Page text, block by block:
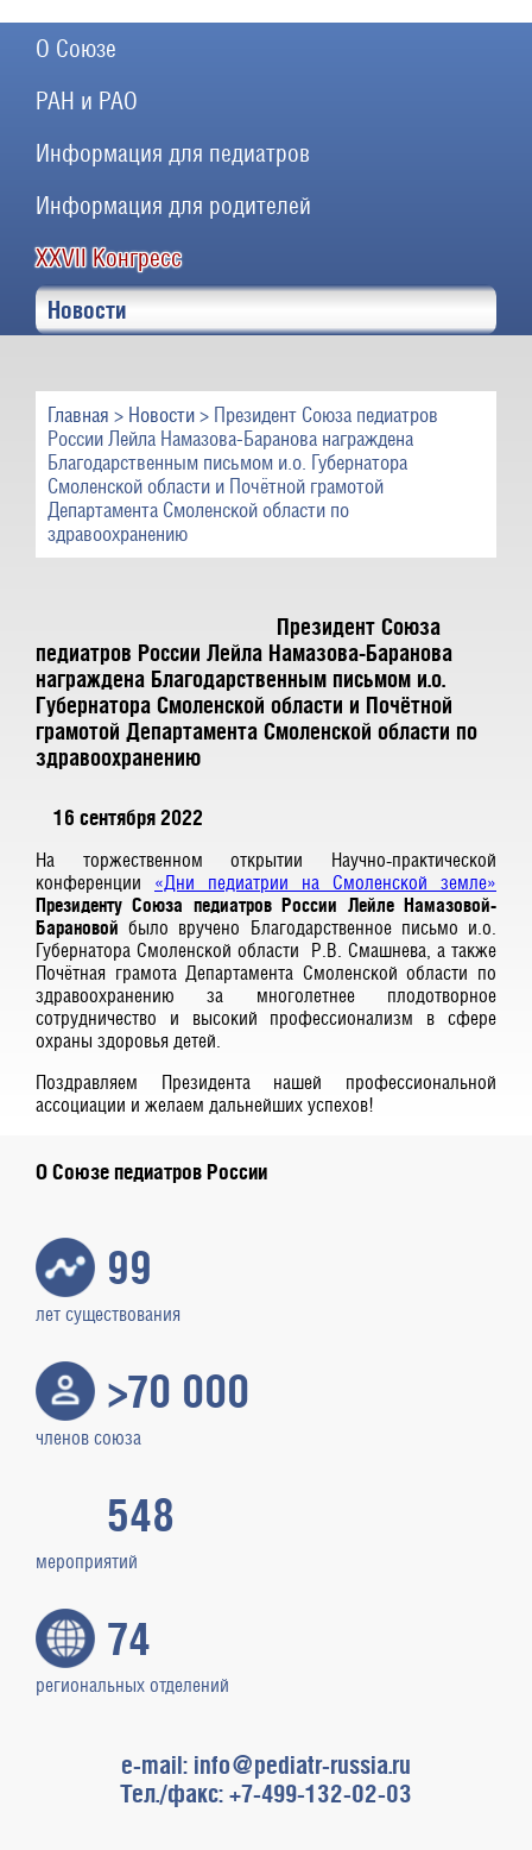
О Союзе
РАН и РАО
Информация для педиатров
Информация для родителей
XXVII Конгресс
Новости
Главная > Новости > Президент Союза педиатров
России Лейла Намазова-Баранова награждена
Благодарственным письмом и.о. Губернатора
Смоленской области и Почётной грамотой
Департамента Смоленской области по
здравоохранению
Президент Союза
педиатров России Лейла Намазова-Баранова
награждена Благодарственным письмом и.о.
Губернатора Смоленской области и Почётной
грамотой Департамента Смоленской области по
здравоохранению
16 сентября 2022
На торжественном открытии Научно-практической
конференции «Дни педиатрии на Смоленской земле»
Президенту Союза педиатров России Лейле Намазовой-
Барановой было вручено Благодарственное письмо и.о.
Губернатора Смоленской области Р.В. Смашнева, а также
Почётная грамота Департамента Смоленской области по
здравоохранению за многолетнее плодотворное
сотрудничество и высокий профессионализм в сфере
охраны здоровья детей.
Поздравляем Президента нашей профессиональной
ассоциации и желаем дальнейших успехов!
О Союзе педиатров России
99
лет существования
>70 000
членов союза
548
мероприятий
74
региональных отделений
e-mail: info@pediatr-russia.ru
Тел./факс: +7-499-132-02-03